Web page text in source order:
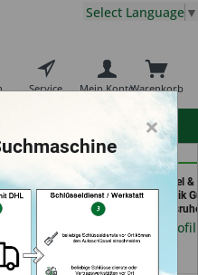
Service Warenkorb
Mein Konto
Select Language ▼
Jacobs (in
Aba Schlüssel &
Sicherheitstechnik
GmbH (in
Händlerprofil
×